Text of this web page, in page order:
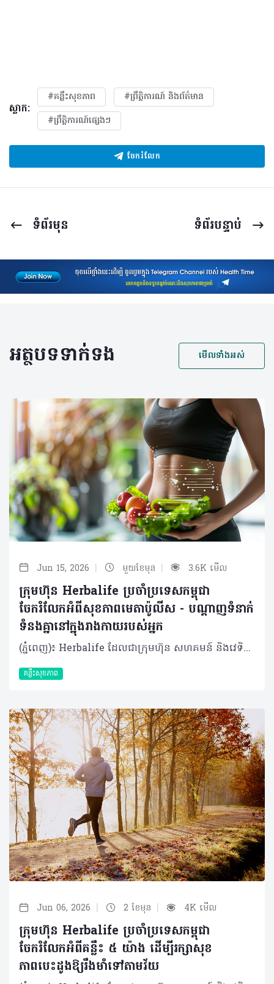
ស្លាក:
#គន្លឹះសុខភាព
#ព្រឹត្តិការណ៍ និងព័ត៌មាន
#ព្រឹត្តិការណ៍ផ្សេងៗ
ចែករំលែក
ទំព័រ​មុន ទំព័រ​បន្ទាប់
អត្ថបទទាក់ទង មើលទាំងអស់
Jun 15, 2026 | មួយខែមុន | 3.6K មើល
ក្រុមហ៊ុន Herbalife ប្រចាំប្រទេសកម្ពុជា
ចែករំលែកអំពីសុខភាពមេតាប៉ូលីស - បណ្តាញទំនាក់
ទំនងគ្នានៅក្នុងរាងកាយរបស់អ្នក
(ភ្នំពេញ)៖ Herbalife ដែលជាក្រុមហ៊ុន សហគមន៍ និងវេទិកាភ្ជាប់ទំនាក់ទំនង លំដាប់ថ្នាក់ពិភពលោក ផ្នែកសុខភាព និងសុខុមាលភាពបានចែករំលែកអំពី សុខភាពមេតាប៉ូលីសនិងបណ្តាញទំនាក់ទំនងគ្នានៅក្នុងរាងកាយរបស់អ្នក។ សុខភាពមេតាប៉ូលីស មិនមែនត្រឹមតែជាការគ្រប់គ្រងទម្ងន់ ឬជាតិស្ករនោះទេ ប៉ុន្តែវាគឺជាសមត្ថភាពរបស់រាងកាយក្នុងការបំប្លែងអាហារទៅជាថាមពលប្រកបដោយប្រសិទ្ធភាព។ វាក៏រួមបញ្ចូលទាំងការរក្សាកម្រិតជាតិស្ករ ជាតិខ្លាញ់ សម្ពាធឈាមឱ្យនៅកម្រិតល្អ និងការបង្ការការរលាករ៉ាំរ៉ៃក្នុងរាងកាយផងដែរ។ ការផ្លាស់ប្តូររបបអាហារ ការរស់នៅបែបអង្គុយច្រើនមិនសូវបញ្ចេញកម្លាំង គឺជាកត្តាជម្រុញឱ្យសុខភាពមេតាប៉ូលីសធ្លាក់ចុះ​។​ វាជាការចាំបាច់ដែលយើងត្រូវយកចិត្តទុកដាក់លើសុខភាពមេតាប៉ូលីសឱ្យបានតាំងពីដំបូង។​ យើងអាចធ្វើទៅបានតាម​រយៈ​ការទទួលទានអាហារដែលមានជីវជាតិគ្រប់គ្រាន់ និងការរក្សាទម្លាប់រស់នៅល្អៗឱ្យបានជាប់លាប់។ ការពង្រឹងសុខភាពមេតាប៉ូលីស មិនមែនជាការដោះស្រាយមួយឆាវៗនោះទេ ប៉ុន្តែវាទាមទារឱ្យយើងផ្ដោតលើការស្តារតុល្យភាពនៃប្រព័ន្ធរាងកាយទាំងមូលឡើងវិញ។ ខាងក្រោមនេះគឺជាវិធីសាស្ត្រមួយចំនួនដើម្បីសម្រេចគោលដៅនេះ៖ គន្លឹះទី ១៖ សមាសធាតុផ្សំនៃរាងកាយពិតជាសំខាន់ (Body composition matters) មេតាប៉ូលីស មិនមែនរងឥទ្ធិពលពីទម្ងន់ខ្លួនតែមួយមុខនោះទេ ប៉ុន្តែវាអាស្រ័យទៅលើសមាសធាតុផ្សំនៃរាងកាយទាំងមូល។ ការដឹងពីអត្រាធៀបរវាង សាច់ដុំ និងខ្លាញ់ ផ្តល់រូបភាពច្បាស់លាស់អំពីសុខភាពមេតាប៉ូលីស ជាងការមើលតែលើទម្ងន់ ឬសន្ទស្សន៍ម៉ាសរាងកាយ (BMI) តែម្យ៉ាង។ សាច់ដុំ កោសិកាសាច់ដុំគឺជាផ្នែកដែលសកម្មខ្លាំងក្នុងការធ្វើមេតាប៉ូលីស ដូច្នេះការមានសាច់ដុំកាន់តែច្រើន មានន័យថារាងកាយរបស់អ្នកប្រើប្រាស់ថាមពលកាន់តែច្រើន សូម្បីតែក្នុងពេលដែលអ្នកកំពុងសម្រាកក៏ដោយ។ ខ្លាញ់ ជាផ្នែកសំខាន់នៃសុខភាពមេតាប៉ូលីស វាជាប្រភពថាមពលដែលរាងកាយពឹងផ្អែកពេញមួយថ្ងៃ ហើយវាក៏ជាផ្នែកមួយ​ដែលជួយបង្កើតភ្នាសការពារកោសិកាផងដែរ។ ទោះជាយ៉ាងណាក៏ដោយ ខ្លាញ់ច្រើនពេក ជាពិសេសខ្លាញ់មិនល្អនៅជុំវិញសរីរាង្គខាងក្នុង (Internal Organ) អាចរំខានដល់តុល្យភាពមេតាប៉ូលីស និងអាច បង្កើនហានិភ័យនៃការរលាកផ្សេងៗ។ ខ្លាញ់ល្អ ដូចជាអាស៊ីតខ្លាញ់អូមេហ្គា-៣ (Omega-3) នៅក្នុងត្រី ខ្លាញ់នៅក្នុងគ្រាប់ធញ្ញជាតិ និងប្រេងអូលីវ គឺជួយពង្រឹងមុខងារមេតាប៉ូលីស។ ការស្រាវជ្រាវបានបង្ហាញថា អូមេហ្គា-៣ ជួយដល់ការបង្កើតសាច់ដុំ និងស្តារសាច់ដុំក្រោយហាត់ប្រាណឡើងវិញផងដែរ។ លើសពីនេះ វាក៏ជួយឱ្យរាងកាយប្រើប្រាស់ជាតិស្ករបានល្អ (អាំងស៊ុយលីន) ជួយគ្រប់គ្រងទម្ងន់ និងការពារកុំឱ្យបាត់បង់កម្លាំងសាច់ដុំ ចំពោះមនុស្សចាស់ដែលប្រឈមនឹងការស្រកសាច់ដុំតាមវ័យផងដែរ។ គន្លឹះទី ២៖ ការគ្រប់គ្រងកម្រិតជាតិស្ករក្នុងឈាម ការរក្សាកម្រិតជាតិស្ករក្នុងឈាមឱ្យមានលំនឹង គឺជាចំណុចដ៏សំខាន់បំផុតសម្រាប់សុខភាពមេតាប៉ូលីស។ នៅពេលយើងញ៉ាំកាបូអ៊ីដ្រាត ជាតិស្ករនឹងចូលទៅក្នុងឈាម រាងកាយនឹងបញ្ចេញអាំងស៊ុយលីន ដើម្បីជួយបញ្ជូនជាតិស្ករទាំងនោះទៅក្នុងកោសិកាសម្រាប់បង្កើតជាថាមពល។ ផ្ទុយទៅវិញ ការញ៉ាំអាហារដែលមានជាតិស្ករខ្ពស់ ញឹកញាប់ពេក (ដូចជា នំខេក នំបុ័ងស ឬភេសជ្ជៈផ្អែម) ដែលខ្វះជាតិសរសៃ និងប្រូតេអ៊ីន នឹងធ្វើឱ្យជាតិស្ករក្នុងឈាមឡើងខ្ពស់ខ្លាំងភ្លាមៗ ដែលបន្ទាប់មកបង្ខំឱ្យរាងកាយបញ្ចេញអាំងស៊ុយលីនមកច្រើនហួសប្រមាណ ដែលយូរៗទៅនឹងធ្វើឱ្យមេតាប៉ូលីសចុះខ្សោយ។ ដើម្បីឱ្យរាងកាយគ្រប់គ្រងថាមពលបានល្អ យើងគួរផ្តោតលើអាហារដែលមានតុល្យភាពដូចជា ម្សៅដែលមិនសូវឡើងជាតិស្ករខ្លាំង (Low-glycemic) ប្រូតេអ៊ីន ខ្លាញ់ល្អ និងជាតិសរសៃឱ្យបានច្រើន។ ការទទួលទានអាហារឱ្យទៀងពេលវេលា និងការចៀសវាងការទទួលទានពេលយប់ជ្រៅ គឺមានសារៈសំខាន់ខ្លាំងណាស់ ដើម្បីឱ្យប្រព័ន្ធមេតាប៉ូលីសដំណើរការស្របទៅតាមអ្វីដែលដែលរាងកាយអ្នកទម្លាប់ពីធម្មជាតិមកស្រាប់។ ការធ្វើបែបនេះ នឹងជួយឱ្យរាងកាយប្រើប្រាស់អាំងស៊ុយលីនបានកាន់តែមានប្រសិទ្ធភាព និងជួយឱ្យការទាញយកថាមពលមកប្រើប្រាស់បានកាន់តែល្អប្រសើរ។ គន្លឹះទី ៣៖ សុខភាពពោះវៀន ពោះវៀនត្រូវបានគេហៅថាជា "ខួរក្បាលទីពីរ" របស់រាងកាយ ហើយវាគឺជាកត្តាដ៏សំខាន់បំផុតមួយដែលជួយជម្រុញសុខភាពមេតាប៉ូលីស។ នៅក្នុងពោះវៀនមានមីក្រូសារពាង្គកាយតូចៗរាប់លាន ដែលធ្វើការងារយ៉ាងជិតស្និទ្ធជាមួយសរីរាង្គ​ផ្សេង​ៗ ដើម្បីជួយដល់ការបំប្លែងសារធាតុចិញ្ចឹម និងការទាញយកថាមពលពីអាហារ។ ប្រសិនបើពោះវៀនមានសុខភាពល្អ និងមានតុល្យភាព នោះមានន័យថាមេតាប៉ូលីសក៏ដំណើរការបានល្អផងដែរ។ សុខភាពពោះវៀន គឺជាដំណើរការដែលត្រូវធ្វើការបន្តិចម្តងៗ តាមរយៈការញ៉ាំអាហារដែលមានប្រូបាយអូទិក (Probiotics) អាហារដែលមានជាតិសរសៃ (Prebiotics)​ របបអាហារដែលមានតុល្យភាព និងការរស់នៅប្រកបដោយទម្លាប់ល្អ។ ការអនុវត្តទម្លាប់ទាំងនេះជាប់លាប់ នឹងជួយចិញ្ចឹមមីក្រូសារពាង្គកាយល្អៗក្នុងពោះវៀនឱ្យកាន់តែរឹងមាំ ដែលជួយដល់ប្រព័ន្ធភាពស៊ាំ កាត់បន្ថយការរលាកក្នុងរាងកាយ និងជម្រុញឱ្យប្រព័ន្ធមេតាប៉ូលីសដំណើរការបានកាន់តែប្រសើរ។ គន្លឹះទី ៤៖ ការសម្រាក និងការស្តារឡើងវិញ (Rest and reset) ការគេងបានស្កប់ស្កល់ និងការគ្រប់គ្រងស្ត្រេសបានល្អ ជួយឱ្យអ័រម៉ូនក្នុងរាងកាយមានលំនឹង ដែលជួយឱ្យប្រព័ន្ធមេតាប៉ូលីសដំណើរការបានល្អ ជួយគ្រប់គ្រងចំណង់អាហារ និងរក្សាកម្រិតជាតិស្ករក្នុងឈាមឱ្យមានស្ថេរភាព។ អ្វីដែលស្បែករបស់អ្នកអាចប្រាប់អំពីសុខភាពមេតាប៉ូលីស ទោះបីជាសុខភាពមេតាប៉ូលីសដំណើរការនៅខាងក្នុងក៏ដោយ ប៉ុន្តែផលប៉ះពាល់របស់វាក៏អាចបង្ហាញឱ្យឃើញនៅលើស្បែកផងដែរ។ ទោះបីជាសុខភាពស្បែកមិនមែនជាអ្នកកំណត់មុខងារមេតាប៉ូលីសក៏ដោយ ប៉ុន្តែវាអាចឆ្លុះបញ្ចាំងពីអតុល្យភាពដែលពាក់ព័ន្ធនឹងសុខភាពពោះវៀន ការគ្រប់គ្រងជាតិស្ករ សមាសធាតុផ្សំនៃរាងកាយ ការគេង ព្រមទាំងស្ត្រេសផងដែរ។ ស្បែកដែលថ្លា និងភ្លឺរលោង (Glass skin) ដែលមនុស្សជាច្រើនប្រាថ្នាចង់បាន គឺចាប់ផ្តើមចេញពីការផ្តល់អាហារូបត្ថម្ភដល់រាងកាយពីខាងក្នុង ៖ ប្រូតេអ៊ីន៖ ការទទួលទានប្រូតេអ៊ីនឱ្យបានគ្រប់គ្រាន់ជួយដល់ការជួសជុល និងបង្កើតកោសិកាស្បែកថ្មី បន្លែផ្លែឈើចម្រុះពណ៌៖ ផ្តល់នូវសារធាតុប្រឆាំងអុកស៊ីតកម្ម ដូចជាវីតាមីន A, C, E និងសារធាតុរុក្ខជាតិ (Phytonutrients) ដែលជួយការពារប្រឆាំងនឹងភាពតានតឹងអុកស៊ីតកម្ម និងជួយដល់ការបង្កើត Collagen ការរក្សាជាតិទឹក៖ ការញ៉ាំទឹកឱ្យបានគ្រប់គ្រាន់ និងអាហារដែលមានជីវជាតិចម្រុះមុខ ជួយរក្សារស្បែកឱ្យមានភាពយឺត និងស្រស់ថ្លា សុខភាពមេតាប៉ូលីសល្អ គឺជាការរៀបចំប្រព័ន្ធរាងកាយឱ្យមានភាពស៊ីសង្វាក់គ្នា។ ការជ្រើសរើសទម្លាប់ល្អៗជារៀងរាល់ថ្ងៃ ទោះបីជាជារឿងតូចតាច ក៏អាចបង្កើតជាគ្រឹះដ៏រឹងមាំសម្រាប់សុខភាពមេតាប៉ូលីស និងជួយឱ្យមានសុខភាពល្អក្នុងរយៈពេលវែង។ អំពីក្រុមហ៊ុន Herbalife ក្រុមហ៊ុន Herbalife (NYSE: HLF) គឺជាក្រុមហ៊ុនសុខភាព និងសុខុមាលភាពឈានមុខគេ និងជាសហគមន៍ដែលកំពុងផ្លាស់ប្តូរជីវិតរបស់មនុស្សជាមួយនឹងផលិតផលអាហារូបត្ថម្ភដ៏អស្ចារ្យ និងជាឱកាសអាជីវកម្មសម្រាប់សមាជិកឯករាជ្យ​របស់ខ្លួនចាប់តាំងពីឆ្នាំ 1980។ ក្រុមហ៊ុនផ្តល់ជូននូវផលិតផលដែលគាំទ្រដោយវិទ្យាសាស្រ្តដល់អ្នកប្រើប្រាស់នៅក្នុងទីផ្សារជាង 90។ តាមរយៈសមាជិកឯករាជ្យដែលផ្តល់ជូននូវការបណ្តុះបណ្តាលមួយទល់មួយ និងផ្តល់ការគាំទ្រសហគមន៍ដោយបំផុសគំនិតឱ្យអតិថិជនប្រកាន់ខ្ជាប់នូវរបៀបរស់នៅដែលមានភាពសកម្ម។
គន្លឹះសុខភាព
Jun 06, 2026 | 2 ខែមុន | 4K មើល
ក្រុមហ៊ុន Herbalife ប្រចាំប្រទេសកម្ពុជា
ចែករំលែកអំពីគន្លឹះ ៥ យ៉ាង ដើម្បីរក្សាសុខ
ភាពបេះដូងឱ្យរឹងមាំទៅតាមវ័យ